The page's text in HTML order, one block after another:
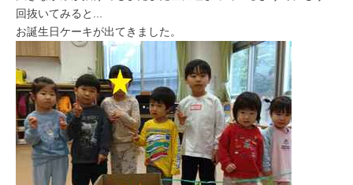
回抜いてみると...
お誕生日ケーキが出てきました。